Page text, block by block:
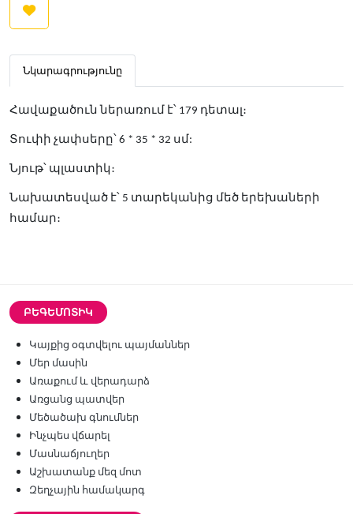
Նկարագրությունը
Հավաքածուն ներառում է՝ 179 դետալ։
Տուփի չափսերը՝ 6 * 35 * 32 սմ:
Նյութ՝ պլաստիկ։
Նախատեսված է՝ 5 տարեկանից մեծ երեխաների
համար։
ԲԵԳԵՄՈՏԻԿ
Կայքից օգտվելու պայմաններ
Մեր մասին
Առաքում և վերադարձ
Առցանց պատվեր
Մեծածախ գնումներ
Ինչպես վճարել
Մասնաճյուղեր
Աշխատանք մեզ մոտ
Զեղչային համակարգ